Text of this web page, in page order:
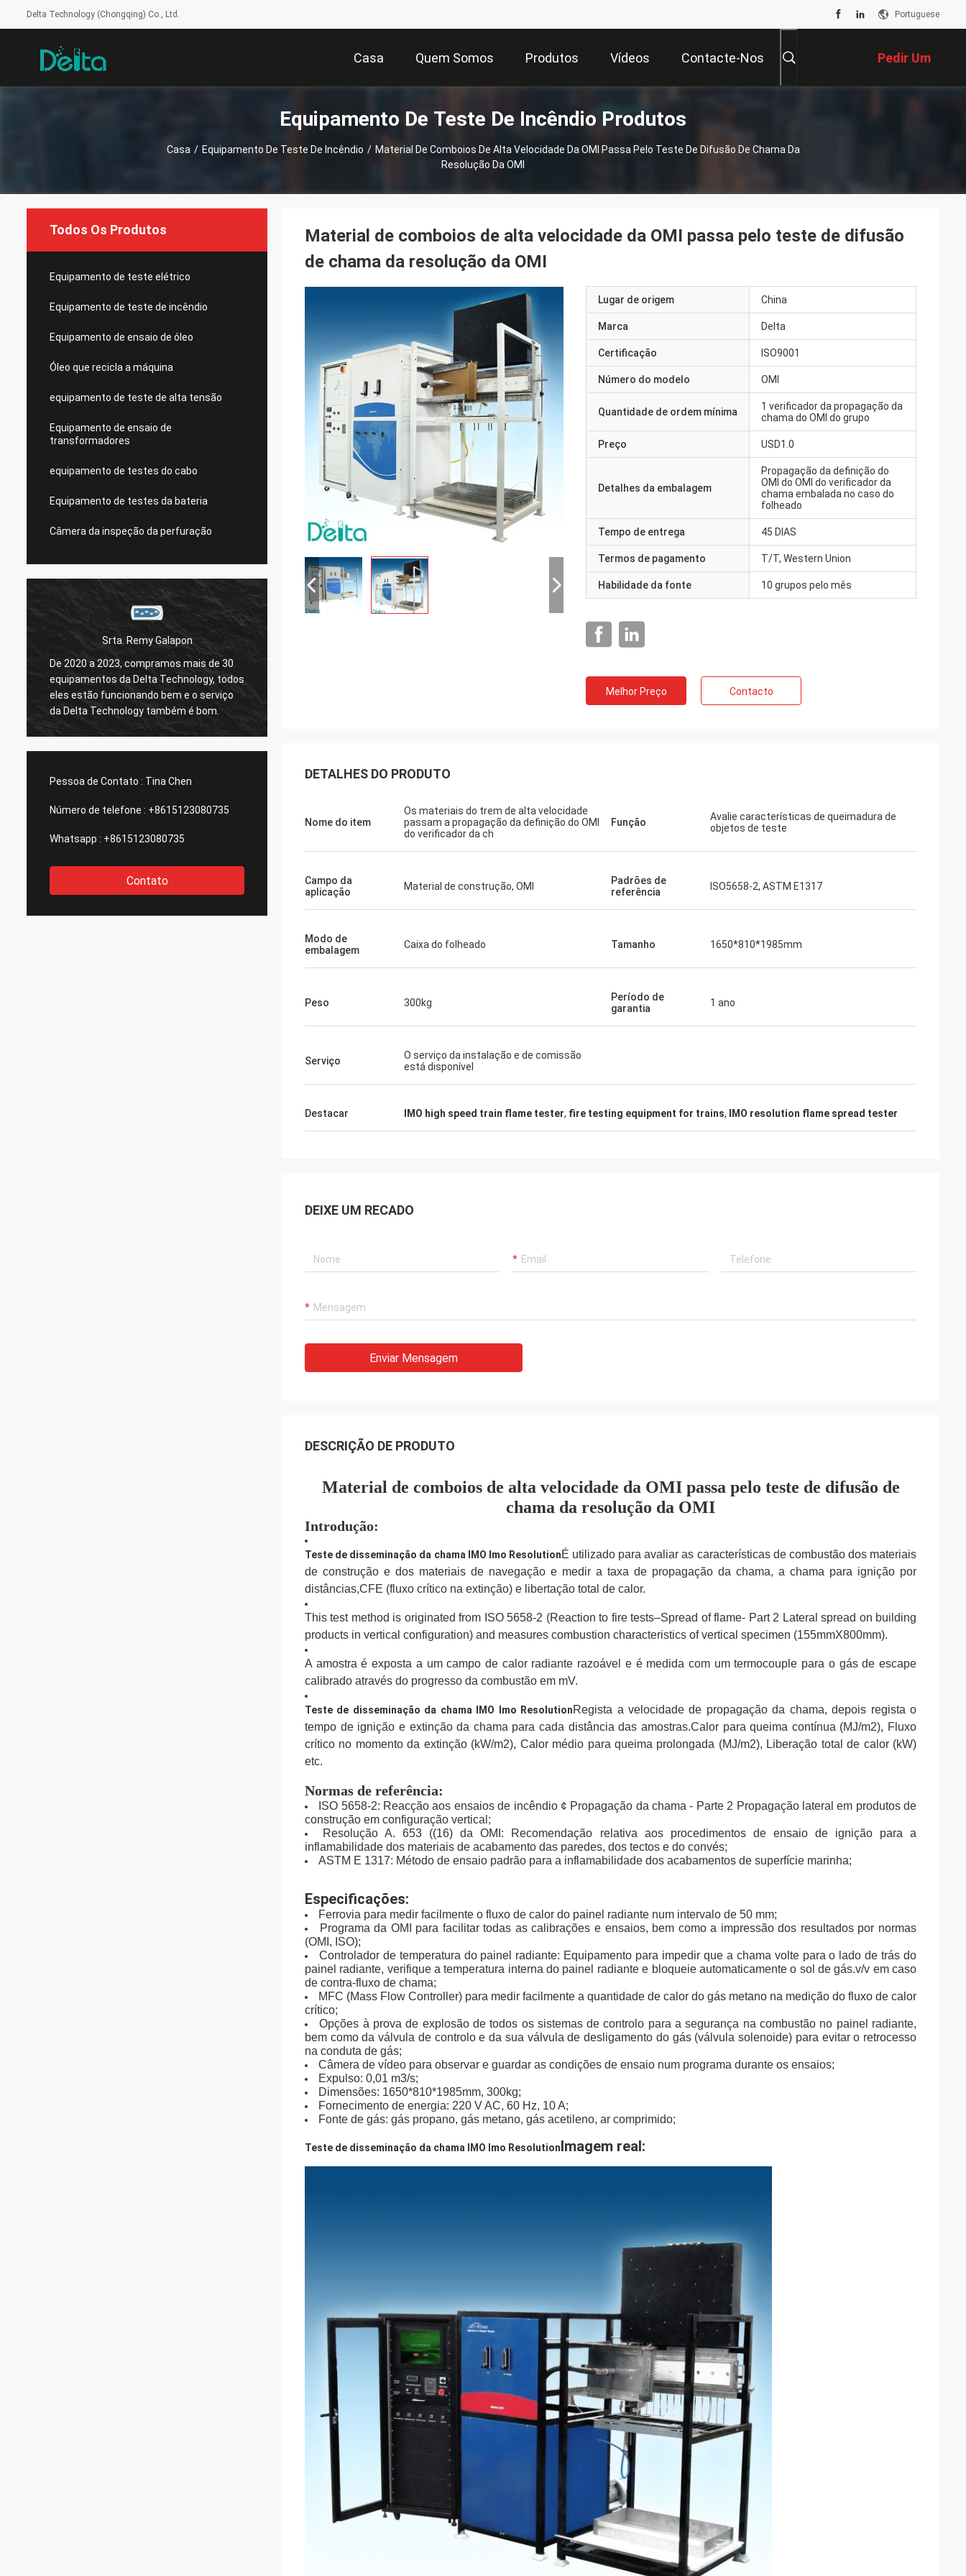
Delta Technology (Chongqing) Co., Ltd. Portuguese
Casa Quem Somos Produtos Vídeos Contacte-Nos Pedir Um
Orçamento
Equipamento De Teste De Incêndio Produtos
Casa / Equipamento De Teste De Incêndio / Material De Comboios De Alta Velocidade Da OMI Passa Pelo Teste De Difusão De Chama Da
Resolução Da OMI
Todos Os Produtos
Equipamento de teste elétrico
Equipamento de teste de incêndio
Equipamento de ensaio de óleo
Óleo que recicla a máquina
equipamento de teste de alta tensão
Equipamento de ensaio de
transformadores
equipamento de testes do cabo
Equipamento de testes da bateria
Câmera da inspeção da perfuração
Srta. Remy Galapon
De 2020 a 2023, compramos mais de 30
equipamentos da Delta Technology, todos
eles estão funcionando bem e o serviço
da Delta Technology também é bom.
Sr. Ricky Casipe.
estão em boas condições. Vou comprar
algum instrumento mais cedo. Muito
Pessoa de Contato : Tina Chen
Número de telefone : +8615123080735
Whatsapp : +8615123080735
Contato
Material de comboios de alta velocidade da OMI passa pelo teste de difusão
de chama da resolução da OMI
Lugar de origem China
Marca Delta
Certificação ISO9001
Número do modelo OMI
Quantidade de ordem mínima
1 verificador da propagação da
chama do OMI do grupo
Preço USD1.0
Detalhes da embalagem
Propagação da definição do
OMI do OMI do verificador da
chama embalada no caso do
folheado
Tempo de entrega 45 DIAS
Termos de pagamento T/T, Western Union
Habilidade da fonte 10 grupos pelo mês
Melhor Preço Contacto
DETALHES DO PRODUTO
Nome do item
Os materiais do trem de alta velocidade
passam a propagação da definição do OMI
do verificador da ch
Função
Avalie características de queimadura de
objetos de teste
Campo da
aplicação
Material de construção, OMI
Padrões de
referência
ISO5658-2, ASTM E1317
Modo de
embalagem
Caixa do folheado Tamanho 1650*810*1985mm
Peso 300kg
Período de
garantia
1 ano
Serviço
O serviço da instalação e de comissão
está disponível
Destacar IMO high speed train flame tester, fire testing equipment for trains, IMO resolution flame spread tester
DEIXE UM RECADO
Enviar Mensagem
DESCRIÇÃO DE PRODUTO
Material de comboios de alta velocidade da OMI passa pelo teste de difusão de
chama da resolução da OMI
Introdução:
Teste de disseminação da chama IMO Imo ResolutionÉ utilizado para avaliar as características de combustão dos materiais
de construção e dos materiais de navegação e medir a taxa de propagação da chama, a chama para ignição por
distâncias,CFE (fluxo crítico na extinção) e libertação total de calor.
This test method is originated from ISO 5658-2 (Reaction to fire tests–Spread of flame- Part 2 Lateral spread on building
products in vertical configuration) and measures combustion characteristics of vertical specimen (155mmX800mm).
A amostra é exposta a um campo de calor radiante razoável e é medida com um termocouple para o gás de escape
calibrado através do progresso da combustão em mV.
Teste de disseminação da chama IMO Imo ResolutionRegista a velocidade de propagação da chama, depois regista o
tempo de ignição e extinção da chama para cada distância das amostras.Calor para queima contínua (MJ/m2), Fluxo
crítico no momento da extinção (kW/m2), Calor médio para queima prolongada (MJ/m2), Liberação total de calor (kW)
etc.
Normas de referência:
ISO 5658-2: Reacção aos ensaios de incêndio ¢ Propagação da chama - Parte 2 Propagação lateral em produtos de
construção em configuração vertical;
Resolução A. 653 ((16) da OMI: Recomendação relativa aos procedimentos de ensaio de ignição para a
inflamabilidade dos materiais de acabamento das paredes, dos tectos e do convés;
ASTM E 1317: Método de ensaio padrão para a inflamabilidade dos acabamentos de superfície marinha;
Especificações:
Ferrovia para medir facilmente o fluxo de calor do painel radiante num intervalo de 50 mm;
Programa da OMI para facilitar todas as calibrações e ensaios, bem como a impressão dos resultados por normas
(OMI, ISO);
Controlador de temperatura do painel radiante: Equipamento para impedir que a chama volte para o lado de trás do
painel radiante, verifique a temperatura interna do painel radiante e bloqueie automaticamente o sol de gás.v/v em caso
de contra-fluxo de chama;
MFC (Mass Flow Controller) para medir facilmente a quantidade de calor do gás metano na medição do fluxo de calor
crítico;
Opções à prova de explosão de todos os sistemas de controlo para a segurança na combustão no painel radiante,
bem como da válvula de controlo e da sua válvula de desligamento do gás (válvula solenoide) para evitar o retrocesso
na conduta de gás;
Câmera de vídeo para observar e guardar as condições de ensaio num programa durante os ensaios;
Expulso: 0,01 m3/s;
Dimensões: 1650*810*1985mm, 300kg;
Fornecimento de energia: 220 V AC, 60 Hz, 10 A;
Fonte de gás: gás propano, gás metano, gás acetileno, ar comprimido;
Teste de disseminação da chama IMO Imo ResolutionImagem real: